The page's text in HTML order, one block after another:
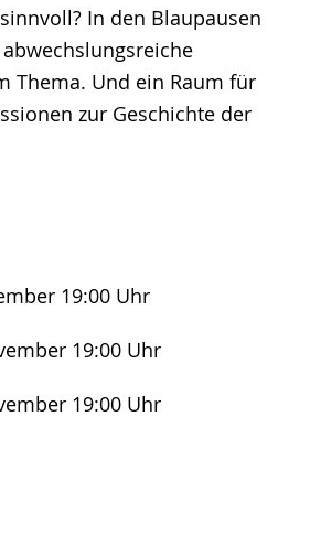
sinnvoll? In den Blaupausen
Thema. Und ein Raum für
zur Geschichte der
19:00 Uhr
19:00 Uhr
19:00 Uhr